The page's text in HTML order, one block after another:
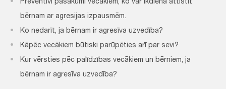
Preventīvi pasākumi vecākiem, ko var ikdienā attīstīt
bērnam ar agresijas izpausmēm.
Ko nedarīt, ja bērnam ir agresīva uzvedība?
Kāpēc vecākiem būtiski parūpēties arī par sevi?
Kur vērsties pēc palīdzības vecākiem un bērniem, ja
bērnam ir agresīva uzvedība?